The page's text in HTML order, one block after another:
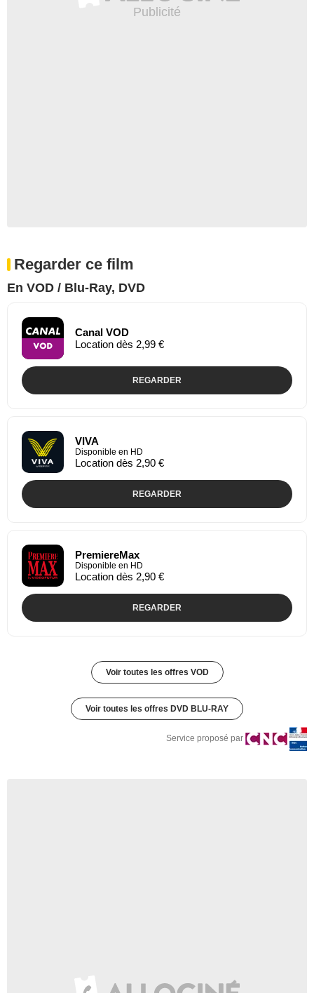
Regarder ce film
En VOD / Blu-Ray, DVD
Canal VOD
Location dès 2,99 €
REGARDER
VIVA
Disponible en HD
Location dès 2,90 €
REGARDER
PremiereMax
Disponible en HD
Location dès 2,90 €
REGARDER
Voir toutes les offres VOD
Voir toutes les offres DVD BLU-RAY
Service proposé par